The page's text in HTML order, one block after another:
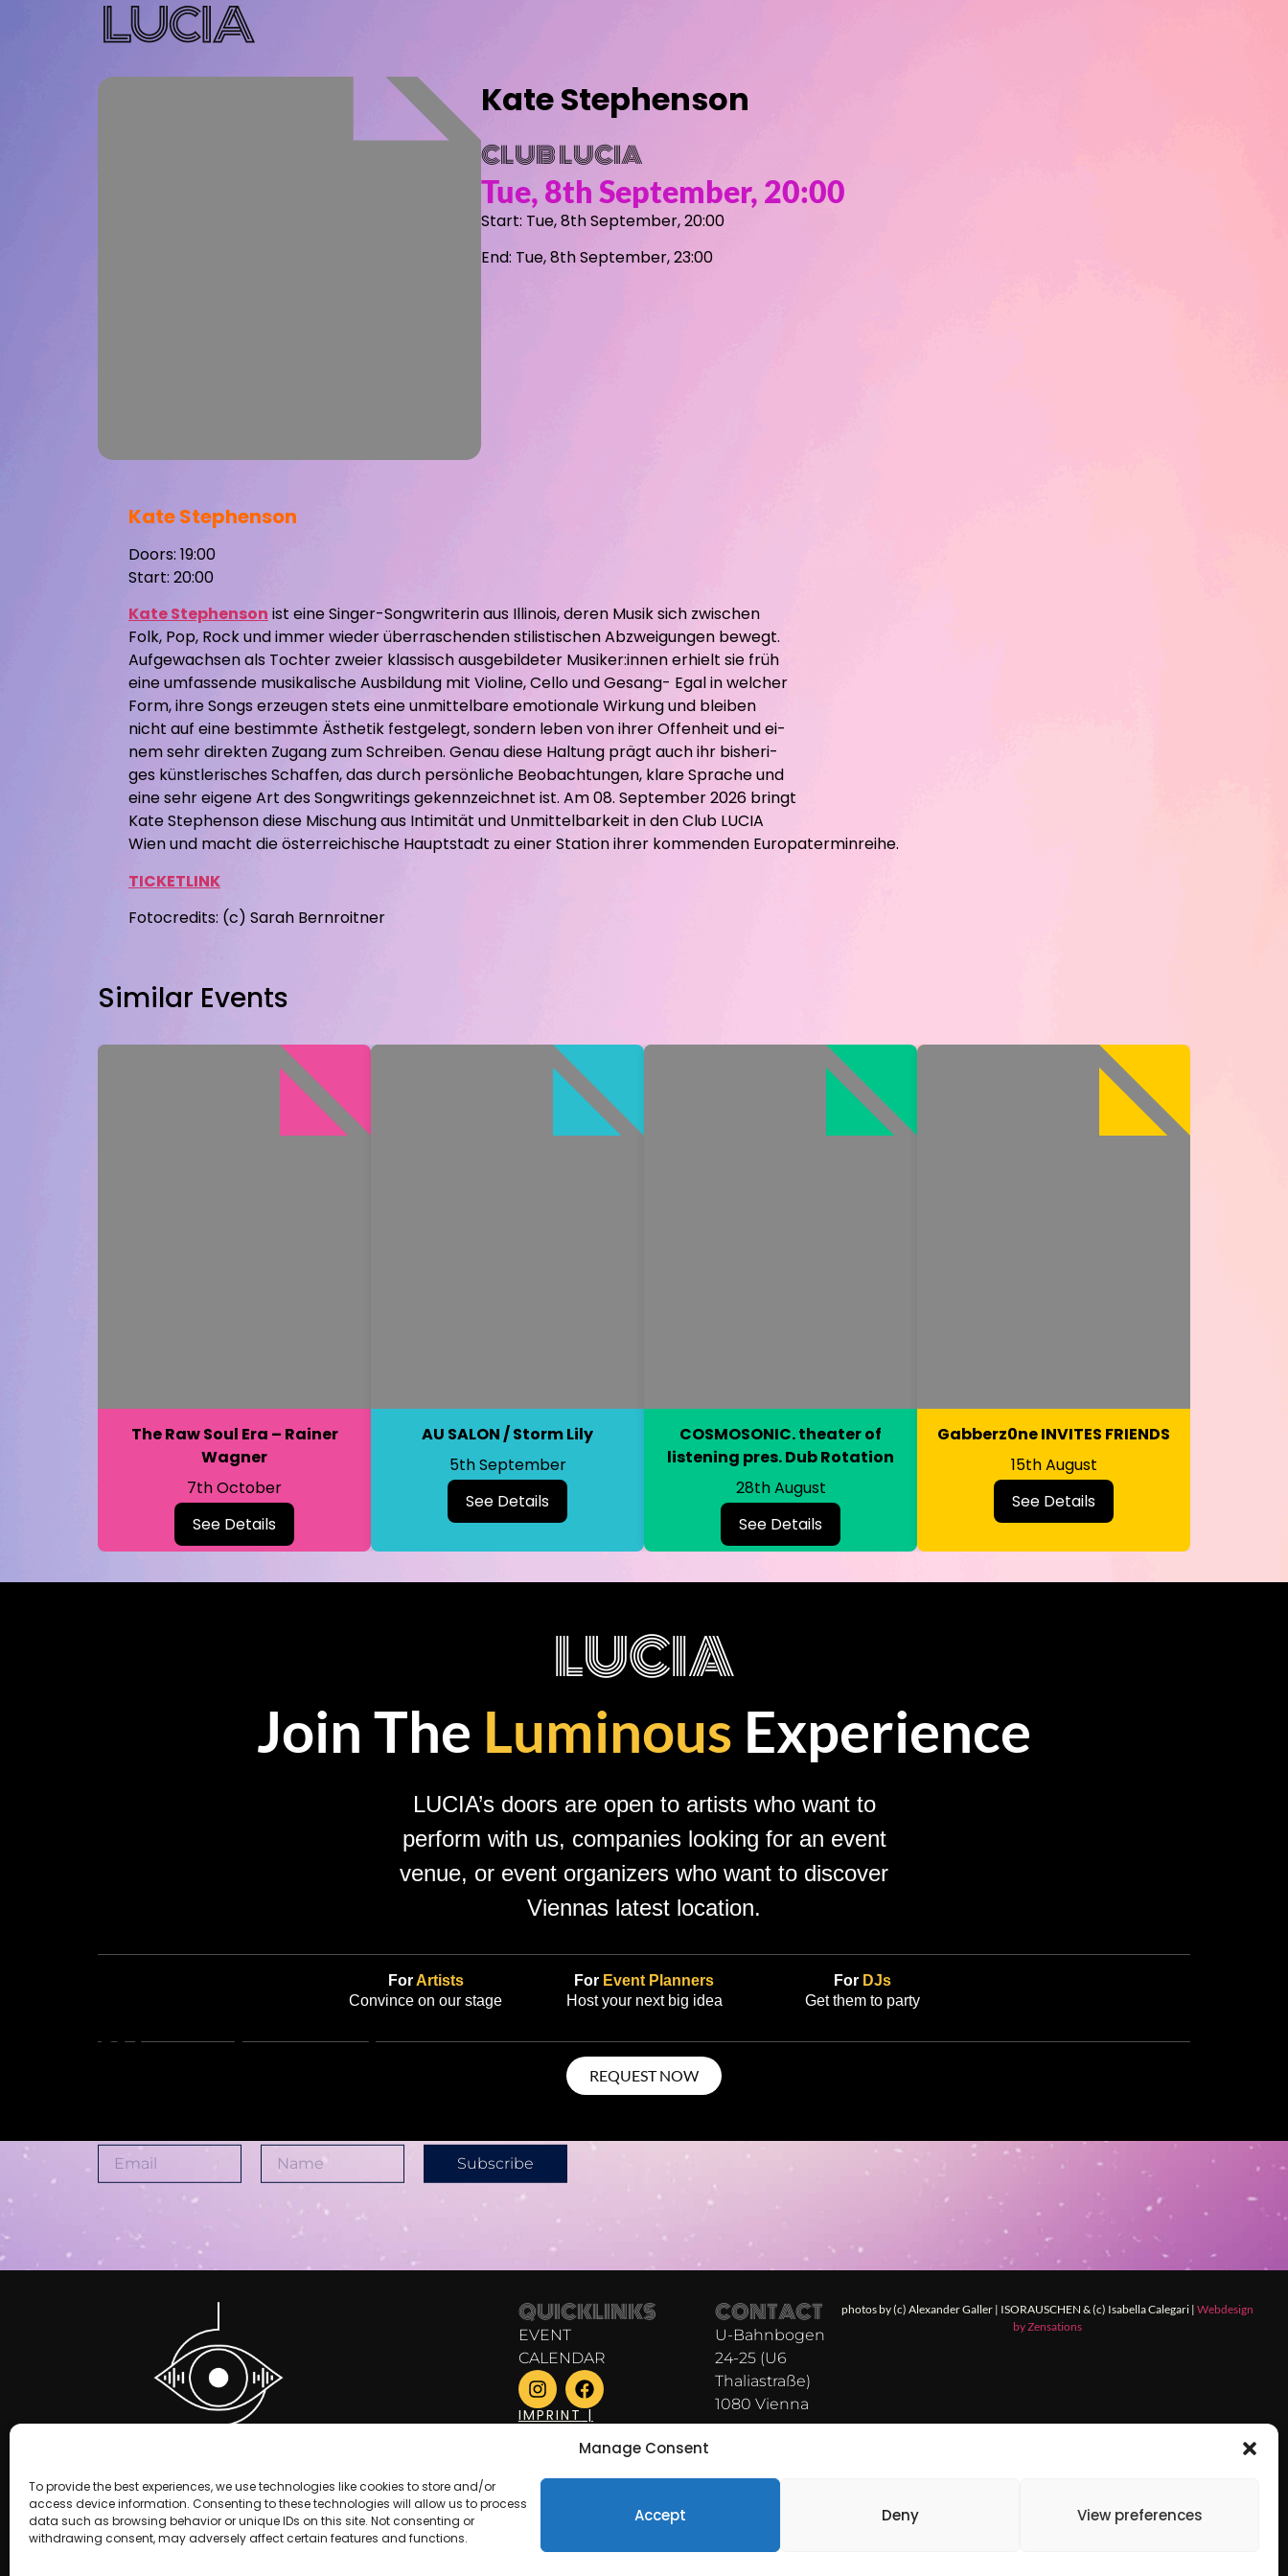
Manage Consent
To provide the best experiences, we use technologies like cookies to store and/or
access device information. Consenting to these technologies will allow us to process
data such as browsing behavior or unique IDs on this site. Not consenting or
withdrawing consent, may adversely affect certain features and functions.
Accept Deny View preferences
Kate Stephenson
CLUB LUCIA
Tue, 8th September, 20:00
Start: Tue, 8th September, 20:00
End: Tue, 8th September, 23:00
Kate Stephenson
Doors: 19:00
Start: 20:00
Kate Stephenson ist eine Singer-Songwriterin aus Illinois, deren Musik sich zwischen
Folk, Pop, Rock und immer wieder überraschenden stilistischen Abzweigungen bewegt.
Aufgewachsen als Tochter zweier klassisch ausgebildeter Musiker:innen erhielt sie früh
eine umfassende musikalische Ausbildung mit Violine, Cello und Gesang- Egal in welcher
Form, ihre Songs erzeugen stets eine unmittelbare emotionale Wirkung und bleiben
nicht auf eine bestimmte Ästhetik festgelegt, sondern leben von ihrer Offenheit und ei-
nem sehr direkten Zugang zum Schreiben. Genau diese Haltung prägt auch ihr bisheri-
ges künstlerisches Schaffen, das durch persönliche Beobachtungen, klare Sprache und
eine sehr eigene Art des Songwritings gekennzeichnet ist. Am 08. September 2026 bringt
Kate Stephenson diese Mischung aus Intimität und Unmittelbarkeit in den Club LUCIA
Wien und macht die österreichische Hauptstadt zu einer Station ihrer kommenden Europaterminreihe.
TICKETLINK
Fotocredits: (c) Sarah Bernroitner
Similar Events
The Raw Soul Era – Rainer
Wagner
7th October
See Details
AU SALON / Storm Lily
5th September
See Details
COSMOSONIC. theater of
listening pres. Dub Rotation
28th August
See Details
Gabberz0ne INVITES FRIENDS
15th August
See Details
LUCIA
Join The Luminous Experience
LUCIA’s doors are open to artists who want to
perform with us, companies looking for an event
venue, or event organizers who want to discover
Viennas latest location.
ForArtists
Convince on our stage
For Event Planners
Host your next big idea
For DJs
Get them to party
REQUEST NOW
Stay Tuned
Subscribe
QUICKLINKS
EVENT
CALENDAR
IMPRINT |
PRIVACY
CONTACT
U-Bahnbogen
24-25 (U6
Thaliastraße)
1080 Vienna
photos by (c) Alexander Galler | ISORAUSCHEN & (c) Isabella Calegari |Webdesign
by Zensations